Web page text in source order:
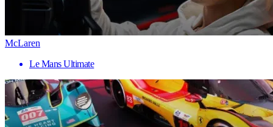
McLaren
Le Mans Ultimate